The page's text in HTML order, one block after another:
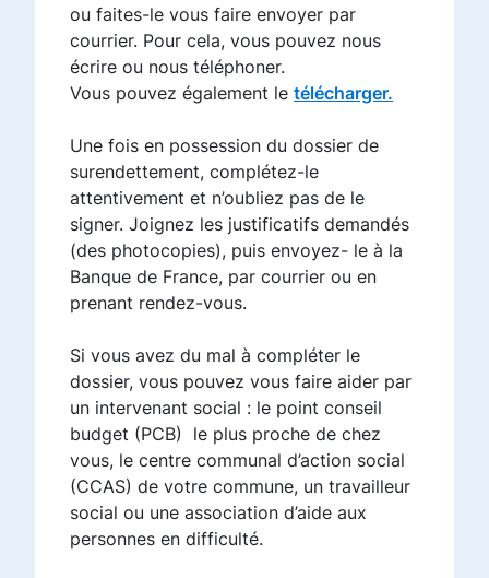
ou faites-le vous faire envoyer par
courrier. Pour cela, vous pouvez nous
écrire ou nous téléphoner.
Vous pouvez également le télécharger.
Une fois en possession du dossier de
surendettement, complétez-le
attentivement et n’oubliez pas de le
signer. Joignez les justificatifs demandés
(des photocopies), puis envoyez- le à la
Banque de France, par courrier ou en
prenant rendez-vous.
Si vous avez du mal à compléter le
dossier, vous pouvez vous faire aider par
un intervenant social : le point conseil
budget (PCB) le plus proche de chez
vous, le centre communal d’action social
(CCAS) de votre commune, un travailleur
social ou une association d’aide aux
personnes en difficulté.